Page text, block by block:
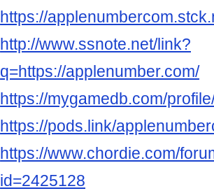
https://
http://www.ssnote.net/link?
q=https://applenumber.com/
https://mygamedb.com/
https://pods.link/
https://www.chordie.com/
id=2425128